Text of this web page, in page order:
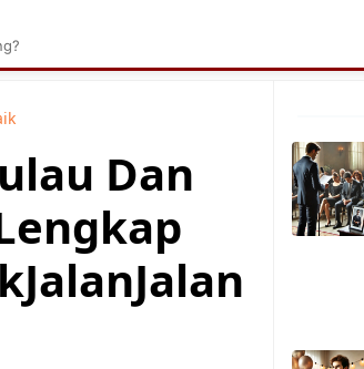
Tarombo Batak
Dan